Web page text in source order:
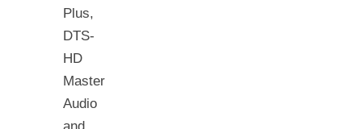
Plus,
DTS-
HD
Master
Audio